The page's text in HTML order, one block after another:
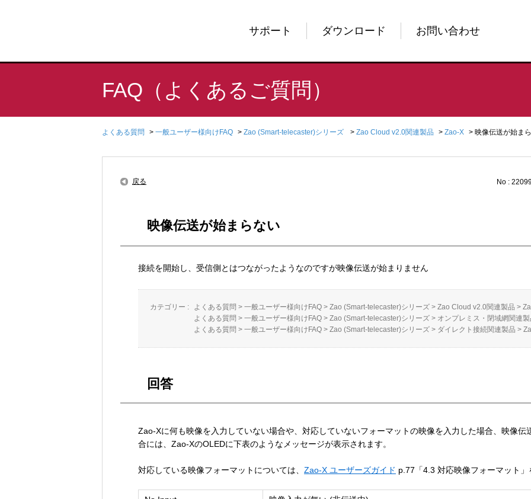
サポート ダウンロード お問い合わせ
FAQ（よくあるご質問）
よくある質問 > 一般ユーザー様向けFAQ > Zao (Smart-telecaster)シリーズ > Zao Cloud v2.0関連製品 > Zao-X > 映像伝送が始ま
戻る No :
映像伝送が始まらない
接続を開始し、受信側とはつながったようなのですが映像伝送が始まりません
カテゴリー : よくある質問 > 一般ユーザー様向けFAQ > Zao (Smart-telecaster)シリーズ > Zao Cloud v2.0関連製品 >
よくある質問 > 一般ユーザー様向けFAQ > Zao (Smart-telecaster)シリーズ > オンプレミス・閉域網関連製
よくある質問 > 一般ユーザー様向けFAQ > Zao (Smart-telecaster)シリーズ > ダイレクト接続関連製品 >
回答
Zao-Xに何も映像を入力していない場合や、対応していないフォーマットの映像を入力した場合、映像伝
合には、Zao-XのOLEDに下表のようなメッセージが表示されます。
対応している映像フォーマットについては、 Zao-X ユーザーズガイド p.77「4.3 対応映像フォーマット」